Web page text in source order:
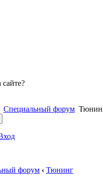
Специальный форум
форум ‹ Тюнинг